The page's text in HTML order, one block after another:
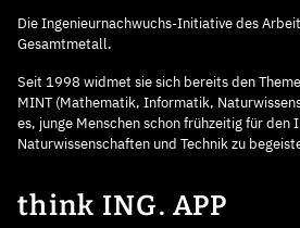
Die Ingenieurnachwuchs-Initiative des
Gesamtmetall.
Seit 1998 widmet sie sich bereits den
MINT (Mathematik, Informatik,
es, junge Menschen schon frühzeitig für den
Naturwissenschaften und Technik zu
think ING. APP